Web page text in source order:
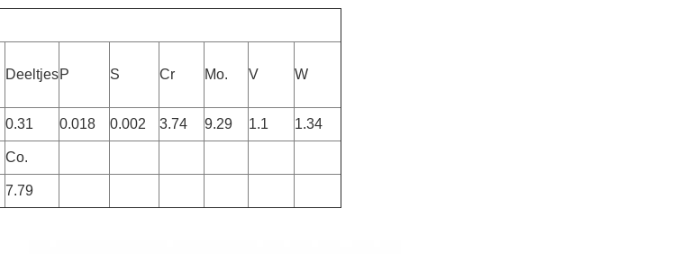
DeeltjesP S Cr Mo. V W
0.31 0.018 0.002 3.74 9.29 1.1 1.34
Co.
7.79